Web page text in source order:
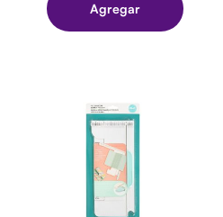
Agregar
–
Tablero
con
Cuchilla
de
Precisión
cantidad